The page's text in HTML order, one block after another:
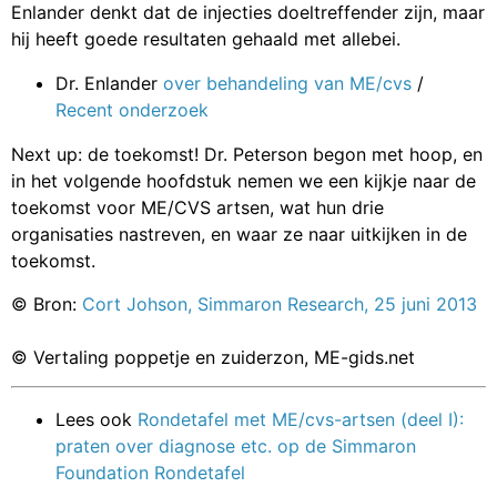
Enlander denkt dat de injecties doeltreffender zijn, maar
hij heeft goede resultaten gehaald met allebei.
Dr. Enlander over behandeling van ME/cvs /
Recent onderzoek
Next up: de toekomst! Dr. Peterson begon met hoop, en
in het volgende hoofdstuk nemen we een kijkje naar de
toekomst voor ME/CVS artsen, wat hun drie
organisaties nastreven, en waar ze naar uitkijken in de
toekomst.
© Bron: Cort Johson, Simmaron Research, 25 juni 2013
© Vertaling poppetje en zuiderzon, ME-gids.net
Lees ook Rondetafel met ME/cvs-artsen (deel I):
praten over diagnose etc. op de Simmaron
Foundation Rondetafel